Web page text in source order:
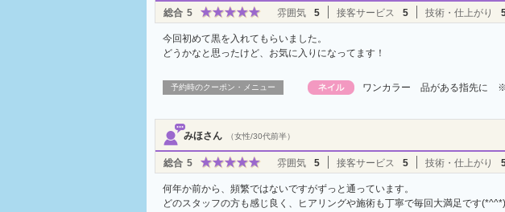
総合 5 雰囲気 5 接客サービス 5 技術・仕上がり
今回初めて黒を入れてもらいました。
どうかなと思ったけど、お気に入りになってます！
予約時のクーポン・メニュー ワンカラー 品がある指先に
みほさん （女性/30代前半）
総合 5 雰囲気 5 接客サービス 5 技術・仕上がり
何年か前から、頻繁ではないですがずっと通っています。
どのスタッフの方も感じ良く、ヒアリングや施術も丁寧で毎回大満足です